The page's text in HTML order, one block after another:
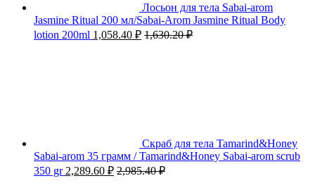
Лосьон для тела Sabai-arom
Jasmine Ritual 200 мл/Sabai-Arom Jasmine Ritual Body
lotion 200ml 1,058.40 ₽ 1,630.20₽
Скраб для тела Tamarind&Honey
Sabai-arom 35 грамм / Tamarind&Honey Sabai-arom scrub
350 gr 2,289.60 ₽ 2,985.40₽